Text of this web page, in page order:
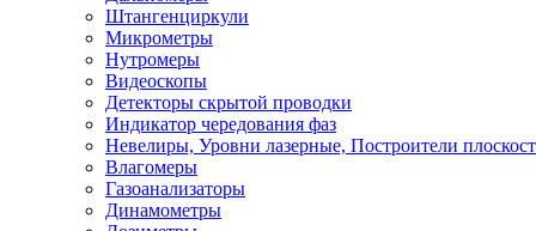
Штангенциркули
Микрометры
Нутромеры
Видеоскопы
Детекторы скрытой проводки
Индикатор чередования фаз
Невелиры, Уровни лазерные, Построители
Влагомеры
Газоанализаторы
Динамометры